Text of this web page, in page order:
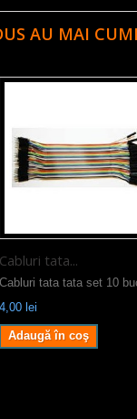
AU MAI
Cabluri tata...
Cabluri tata tata set 10
4,00 lei
Adaugă în coş